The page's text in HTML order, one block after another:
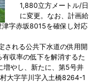
1,880立方メートル/日
に変更。なお、計画給
字赤坂8015を確保し対応
れる公共下水道の供用開
収率の低下を解消するた
やし、新たに、第5号井
大字芋川字入土橋8264-1